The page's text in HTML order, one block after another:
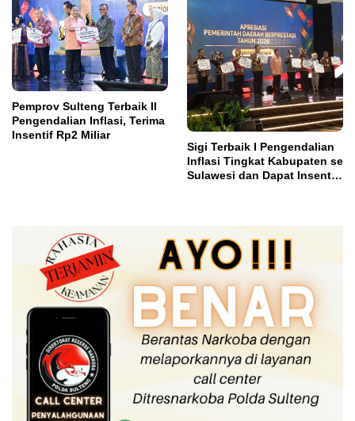
Pemprov Sulteng Terbaik II
Pengendalian Inflasi, Terima
Insentif Rp2 Miliar
Sigi Terbaik I Pengendalian
Inflasi Tingkat Kabupaten se
Sulawesi dan Dapat Insentif